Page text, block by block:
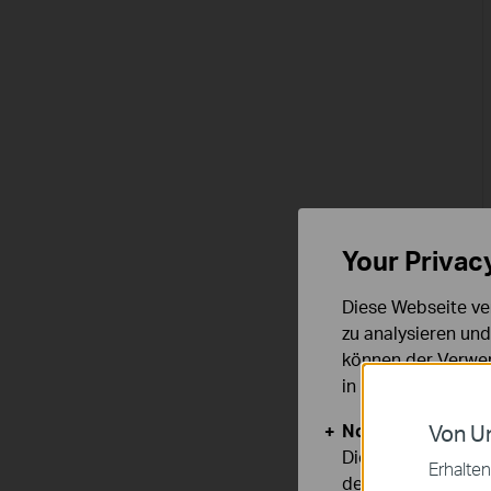
Von
Your
Diese Webseite
zu analysieren
können der
in unseren
Notwendige
Diese Cookies
deaktiviert werden.